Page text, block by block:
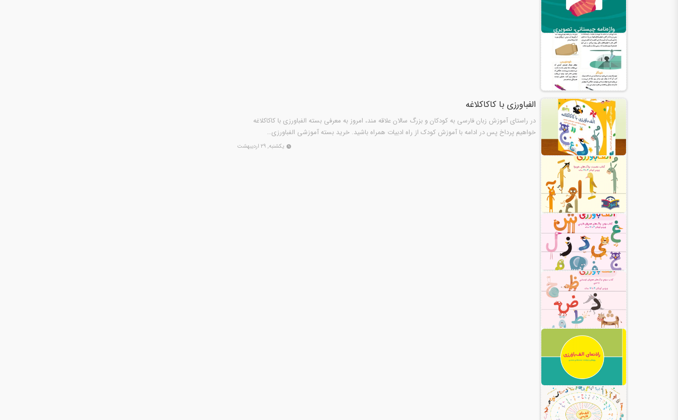
الفبا‌ورزی با کاکا‌کلاغه
در راستای آموزش زبان فارسی به کودکان و بزرگ سالان علاقه مند، امروز به معرفی بسته الفبا‌ورزی با کاکا‌کلاغه
خواهیم پرداخ پس در ادامه با آموزش کودک از راه ادبیات همراه باشید. خرید بسته آموزشی الفبا‌ورزی…
یکشنبه, ۲۹ اردیبهشت